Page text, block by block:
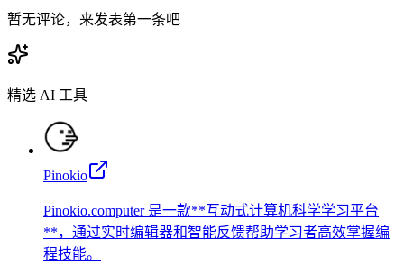
暂无评论，来发表第一条吧
精选 AI 工具
Pinokio
Pinokio.computer 是一款**互动式计算机科学学习平台
**，通过实时编辑器和智能反馈帮助学习者高效掌握编
程技能。